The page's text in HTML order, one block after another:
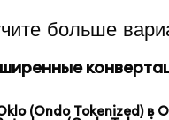
больше
(Ondo Tokenized) в